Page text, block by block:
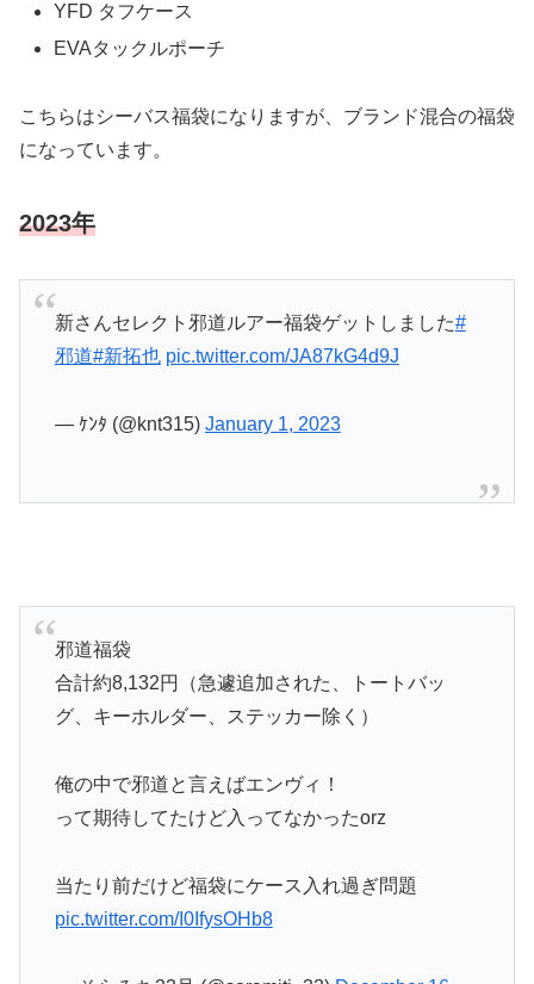
YFD タフケース
EVAタックルポーチ
こちらはシーバス福袋になりますが、ブランド混合の福袋
になっています。
2023年
新さんセレクト邪道ルアー福袋ゲットしました#
邪道#新拓也 pic.twitter.com/JA87kG4d9J
— ｹﾝﾀ (@knt315) January 1, 2023
邪道福袋
合計約8,132円（急遽追加された、トートバッ
グ、キーホルダー、ステッカー除く）
俺の中で邪道と言えばエンヴィ！
って期待してたけど入ってなかったorz
当たり前だけど福袋にケース入れ過ぎ問題
pic.twitter.com/I0IfysOHb8